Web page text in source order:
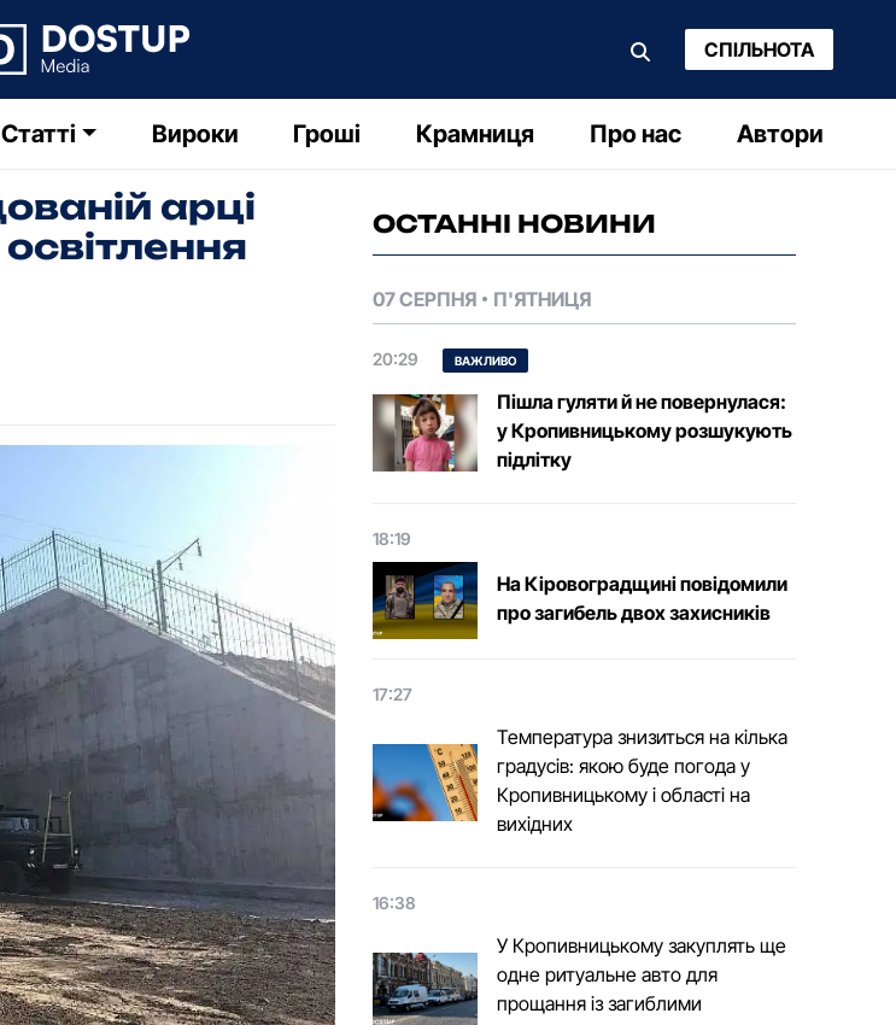
СПІЛЬНОТА
Статті Вироки Гроші Крамниця Про нас Автори
арці
ОСТАННІ НОВИНИ
07 СЕРПНЯ П'ЯТНИЦЯ
20:29 ВАЖЛИВО
Пішла гуляти й не повернулася:
у Кропивницькому розшукують
підлітку
18:19
На Кіровоградщині повідомили
про загибель двох захисників
17:27
Температура знизиться на кілька
градусів: якою буде погода у
Кропивницькому і області на
вихідних
16:38
У Кропивницькому закуплять ще
одне ритуальне авто для
прощання із загиблими